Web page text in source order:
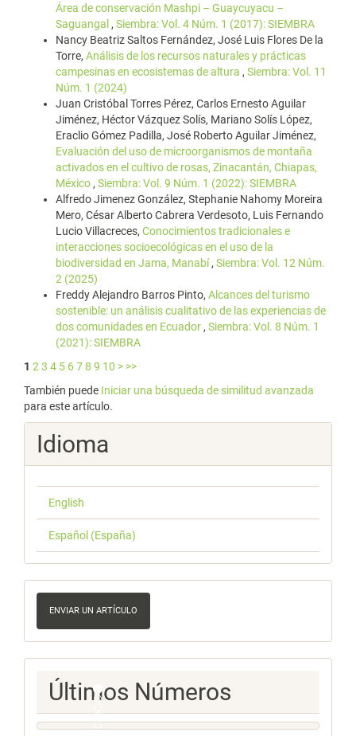
Área de conservación Mashpi – Guaycuyacu –
Saguangal , Siembra: Vol. 4 Núm. 1 (2017): SIEMBRA
Nancy Beatriz Saltos Fernández, José Luis Flores De la
Torre, Análisis de los recursos naturales y prácticas
campesinas en ecosistemas de altura , Siembra: Vol. 11
Núm. 1 (2024)
Juan Cristóbal Torres Pérez, Carlos Ernesto Aguilar
Jiménez, Héctor Vázquez Solís, Mariano Solís López,
Eraclio Gómez Padilla, José Roberto Aguilar Jiménez,
Evaluación del uso de microorganismos de montaña
activados en el cultivo de rosas, Zinacantán, Chiapas,
México, Siembra: Vol. 9 Núm. 1 (2022): SIEMBRA
Alfredo Jimenez González, Stephanie Nahomy Moreira
Mero, César Alberto Cabrera Verdesoto, Luis Fernando
Lucio Villacreces, Conocimientos tradicionales e
interacciones socioecológicas en el uso de la
biodiversidad en Jama, Manabí, Siembra: Vol. 12 Núm.
2 (2025)
Freddy Alejandro Barros Pinto, Alcances del turismo
sostenible: un análisis cualitativo de las experiencias de
dos comunidades en Ecuador, Siembra: Vol. 8 Núm. 1
(2021): SIEMBRA
1 23 4 5 678 9 10 > >>
También puede Iniciar una búsqueda de similitud avanzada
para este artículo.
Idioma
English
Español (España)
Enviar
un
artículo
ENVIAR UN ARTÍCULO
Ultimos
Numeros
Últimos Números